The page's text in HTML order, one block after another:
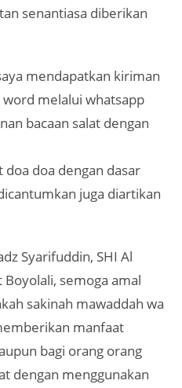
senantiasa diberikan
mendapatkan kiriman
melalui whatsapp
bacaan salat dengan
doa doa dengan dasar
juga diartikan
Syarifuddin, SHI Al
Boyolali, semoga amal
sakinah mawaddah wa
manfaat
bagi orang orang
dengan menggunakan